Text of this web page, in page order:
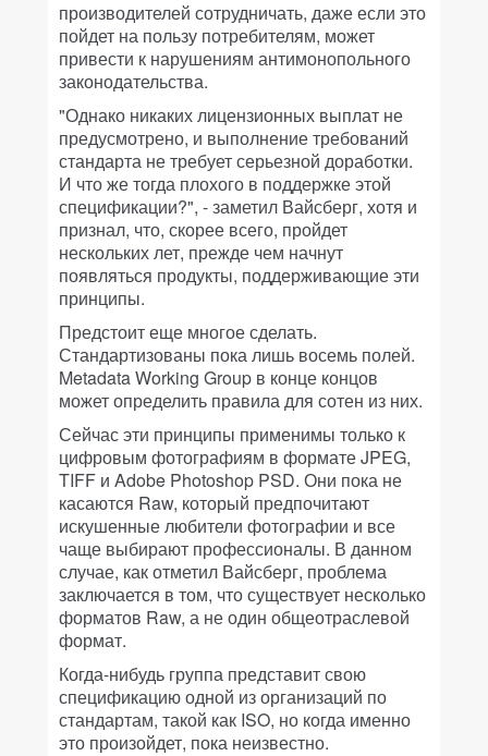
производителей сотрудничать, даже если это
пойдет на пользу потребителям, может
привести к нарушениям антимонопольного
законодательства.
"Однако никаких лицензионных выплат не
предусмотрено, и выполнение требований
стандарта не требует серьезной доработки.
И что же тогда плохого в поддержке этой
спецификации?", - заметил Вайсберг, хотя и
признал, что, скорее всего, пройдет
нескольких лет, прежде чем начнут
появляться продукты, поддерживающие эти
принципы.
Предстоит еще многое сделать.
Стандартизованы пока лишь восемь полей.
Metadata Working Group в конце концов
может определить правила для сотен из них.
Сейчас эти принципы применимы только к
цифровым фотографиям в формате JPEG,
TIFF и Adobe Photoshop PSD. Они пока не
касаются Raw, который предпочитают
искушенные любители фотографии и все
чаще выбирают профессионалы. В данном
случае, как отметил Вайсберг, проблема
заключается в том, что существует несколько
форматов Raw, а не один общеотраслевой
формат.
Когда-нибудь группа представит свою
спецификацию одной из организаций по
стандартам, такой как ISO, но когда именно
это произойдет, пока неизвестно.